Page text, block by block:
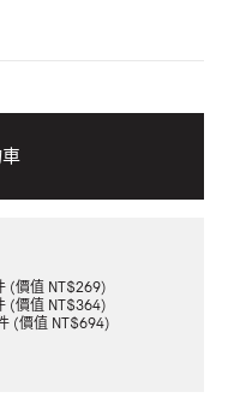
(價值 NT$269)
(價值 NT$364)
(價值 NT$694)